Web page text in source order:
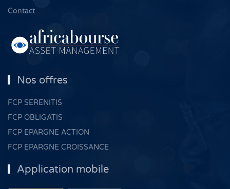
Contact
Nos offres
FCP SERENITIS
FCP OBLIGATIS
FCP EPARGNE ACTION
FCP EPARGNE CROISSANCE
Application mobile